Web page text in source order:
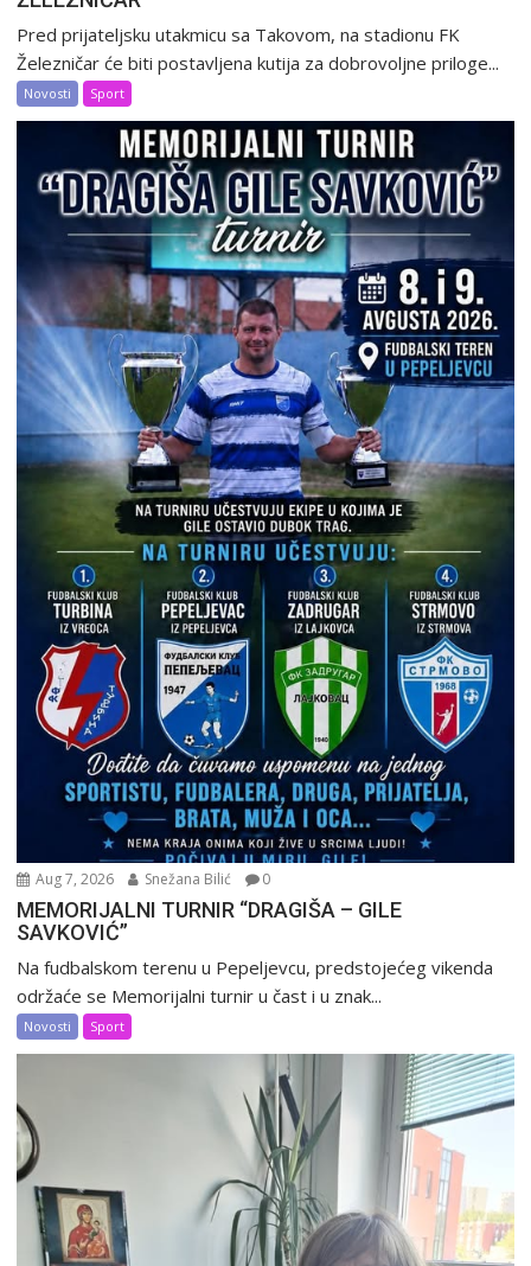
Pred prijateljsku utakmicu sa Takovom, na stadionu FK
Železničar će biti postavljena kutija za dobrovoljne priloge...
Novosti Sport
Aug 7, 2026 Snežana Bilić 0
MEMORIJALNI TURNIR “DRAGIŠA – GILE
SAVKOVIĆ”
Na fudbalskom terenu u Pepeljevcu, predstojećeg vikenda
održaće se Memorijalni turnir u čast i u znak...
Novosti Sport